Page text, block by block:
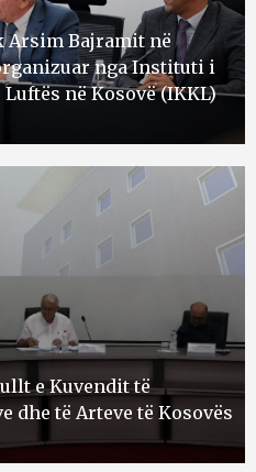
Arsim Bajramit në
nga Instituti i
në Kosovë (IKKL)
e Kuvendit të
dhe të Arteve të Kosovës